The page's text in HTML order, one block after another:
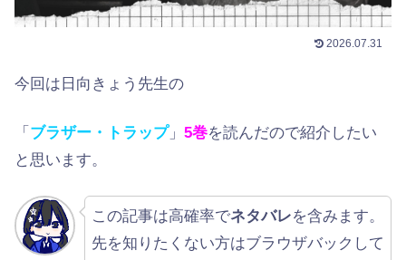
2026.07.31
今回は日向きょう先生の
「 ブラザー・トラップ」 5巻を読んだので紹介したい
と思います。
この記事は高確率でネタバレを含みます。
先を知りたくない方はブラウザバックして